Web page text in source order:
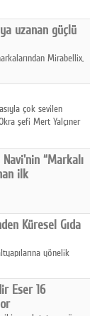
sunuldu.
uzanan güçlü
Mirabellix,
pazarlarda
çok sevilen
şefi Mert Yalçıner
“Markalı
ilk
Ads iş birliğiyle
reklam formatını
Küresel Gıda
yönelik
Eser 16